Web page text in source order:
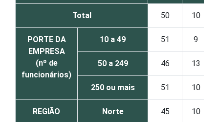
Total 50 10
PORTE DA
EMPRESA
(nº de
funcionários)
10 a 49 51 9
50 a 249 46 13
250 ou mais 51 10
REGIÃO Norte 45 10